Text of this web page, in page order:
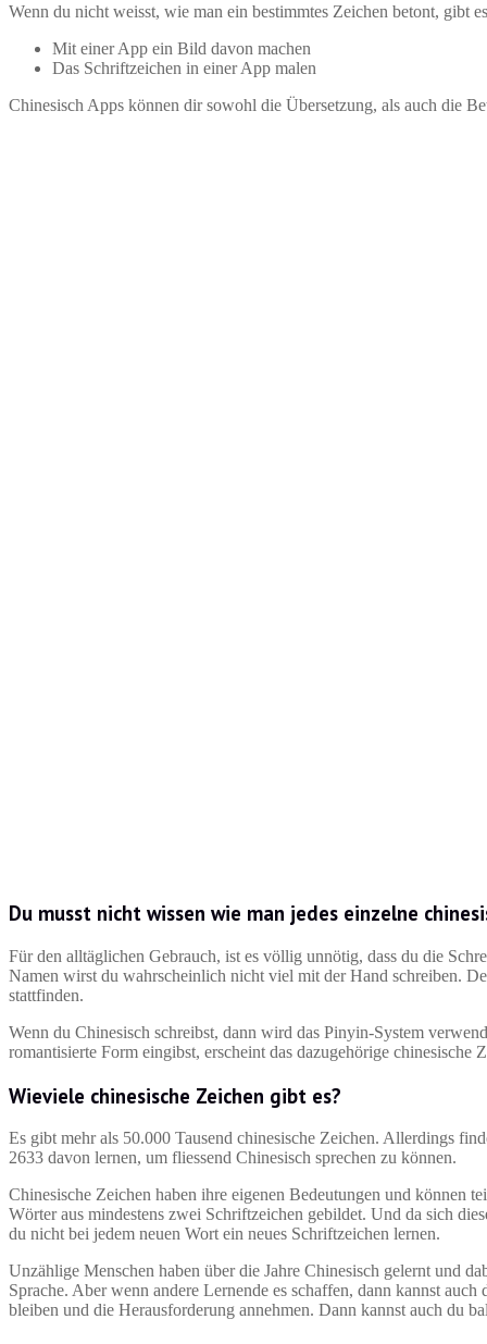
Wenn du nicht weisst, wie man ein bestimmtes Zeichen betont, gibt
Mit einer App ein Bild davon machen
Das Schriftzeichen in einer App malen
Chinesisch Apps können dir sowohl die Übersetzung, als auch die
Du musst nicht wissen wie man jedes einzelne
Für den alltäglichen Gebrauch, ist es völlig unnötig, dass du die
Namen wirst du wahrscheinlich nicht viel mit der Hand schreiben.
stattfinden.
Wenn du Chinesisch schreibst, dann wird das Pinyin-System
romantisierte Form eingibst, erscheint das dazugehörige chinesische
Wieviele chinesische Zeichen gibt es?
Es gibt mehr als 50.000 Tausend chinesische Zeichen. Allerdings
2633 davon lernen, um fliessend Chinesisch sprechen zu können.
Chinesische Zeichen haben ihre eigenen Bedeutungen und können
Wörter aus mindestens zwei Schriftzeichen gebildet. Und da sich
du nicht bei jedem neuen Wort ein neues Schriftzeichen lernen.
Unzählige Menschen haben über die Jahre Chinesisch gelernt und
Sprache. Aber wenn andere Lernende es schaffen, dann kannst auch
bleiben und die Herausforderung annehmen. Dann kannst auch du